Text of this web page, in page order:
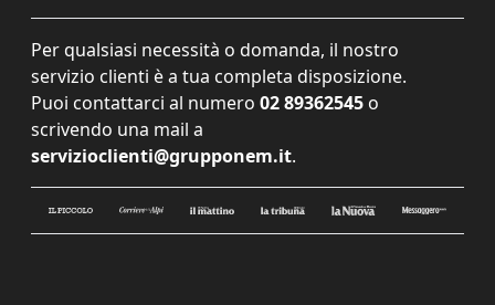
Per qualsiasi necessità o domanda, il nostro
servizio clienti è a tua completa disposizione.
Puoi contattarci al numero 02 89362545 o
scrivendo una mail a
servizioclienti@grupponem.it.